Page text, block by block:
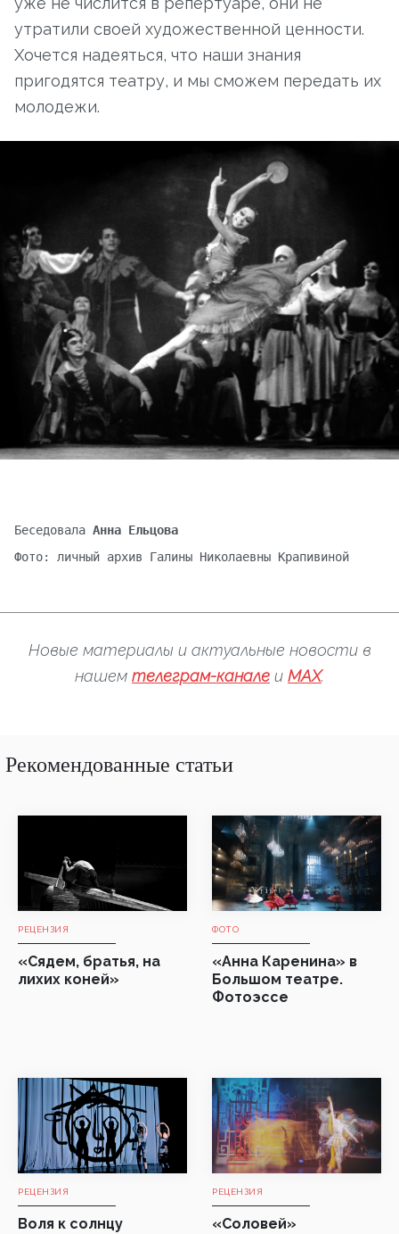
утратили своей художественной ценности.
Хочется надеяться, что наши знания
пригодятся театру, и мы сможем передать их
молодежи.
Беседовала Анна Ельцова
Фото: личный архив Галины Николаевны Крапивиной
Новые материалы и актуальные новости в
нашем телеграм-канале и MAX.
Рекомендованные статьи
РЕЦЕНЗИЯ
«Сядем, братья, на
лихих коней»
ФОТО
«Анна Каренина» в
Большом театре.
Фотоэссе
РЕЦЕНЗИЯ
Воля к солнцу
РЕЦЕНЗИЯ
«Соловей»